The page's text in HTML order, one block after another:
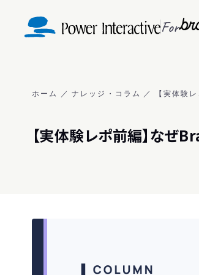
For
ホーム ／ ナレッジ・コラム ／ 【実体験
【実体験レポ前編】なぜ